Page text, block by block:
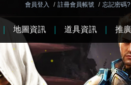
會員登入 / 註冊會員帳號 / 忘記密碼?